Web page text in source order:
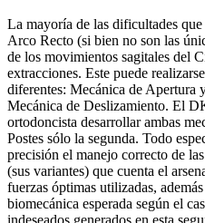
La mayoría de las dificultades
Arco Recto (si bien no son las
de los movimientos sagitales del
extracciones. Este puede
diferentes: Mecánica de Apertura
Mecánica de Deslizamiento. El
ortodoncista desarrollar ambas
Postes sólo la segunda. Todo
precisión el manejo correcto de
(sus variantes) que cuenta el
fuerzas óptimas utilizadas,
biomecánica esperada según el